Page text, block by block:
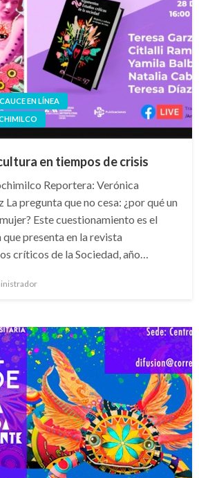
CAUCE EN LÍNEA
en tiempos de crisis
Reportera: Verónica
pregunta que no cesa: ¿por qué un
Este cuestionamiento es el
presenta en la revista
críticos de la Sociedad, año…